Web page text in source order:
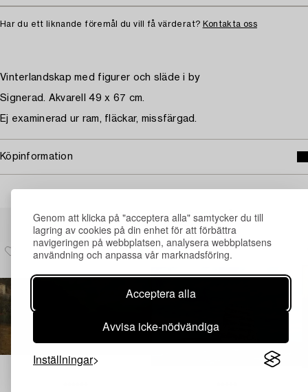
Genom att klicka på "acceptera alla" samtycker du till
lagring av cookies på din enhet för att förbättra
navigeringen på webbplatsen, analysera webbplatsens
användning och anpassa vår marknadsföring.
Acceptera alla
Avvisa icke-nödvändiga
Inställningar
Har du ett liknande föremål du vill få värderat? Kontakta oss
Vinterlandskap med figurer och släde i by
Signerad. Akvarell 49 x 67 cm.
Ej examinerad ur ram, fläckar, missfärgad.
Köpinformation
Andra har även tittat på